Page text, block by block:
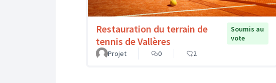
Restauration du terrain de
tennis de Vallères
Soumis au
vote
Projet
0 2